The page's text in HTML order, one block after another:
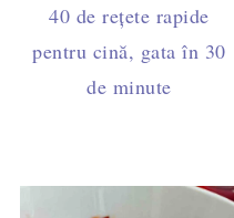
40 de rețete rapide
pentru cină, gata în 30
de minute